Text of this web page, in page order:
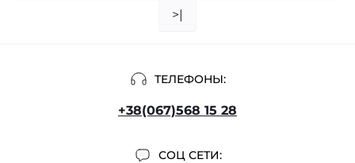
>|
ТЕЛЕФОНЫ:
+38(067)568 15 28
СОЦ СЕТИ: